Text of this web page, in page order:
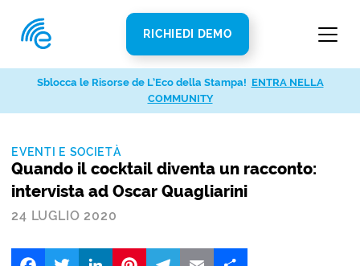
RICHIEDI DEMO
EVENTI E SOCIETÀ
Quando il cocktail diventa un racconto:
intervista ad Oscar Quagliarini
24 LUGLIO 2020
FacebookTwitter LinkedIn
Sblocca le Risorse de L’Eco della Stampa! ENTRA NELLA
COMMUNITY